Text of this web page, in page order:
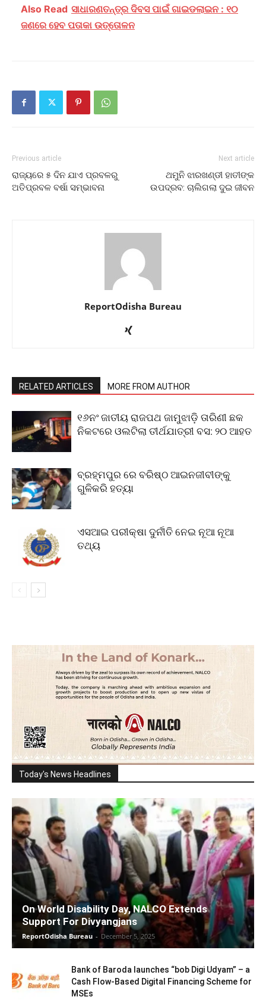
Also Read ସାଧାରଣତନ୍ତ୍ର ଦିବସ ପାଇଁ ଗାଇଡଲାଇନ : ୧୦
ଜଣରେ ହେବ ପତାକା ଉତ୍ତୋଳନ
Previous article
ରାଜ୍ୟରେ ୫ ଦିନ ଯାଏ ପ୍ରବଳରୁ
ଅତିପ୍ରବଳ ବର୍ଷା ସମ୍ଭାବନା
Next article
ଥମୁନି ଝାରଖଣ୍ଡୀ ହାତୀଙ୍କ
ଉପଦ୍ରବ: ଚାଲିଗଲା ଦୁଇ ଜୀବନ
ReportOdisha Bureau
RELATED ARTICLES MORE FROM AUTHOR
୧୬ନଂ ଜାତୀୟ ରାଜପଥ ଜାମୁଝାଡ଼ି ତାରିଣୀ ଛକ
ନିକଟରେ ଓଲଟିଲା ତୀର୍ଥଯାତ୍ରୀ ବସ: ୨୦ ଆହତ
ବ୍ରହ୍ମପୁର ରେ ବରିଷ୍ଠ ଆଇନଜୀବୀଙ୍କୁ
ଗୁଳିକରି ହତ୍ୟା
ଏସଆଇ ପରୀକ୍ଷା ଦୁର୍ନୀତି ନେଇ ନୂଆ ନୂଆ
ତଥ୍ୟ
Today's News Headlines
On World Disability Day, NALCO Extends
Support For Divyangjans
ReportOdisha Bureau - December 5, 2025
Bank of Baroda launches “bob Digi Udyam” – a
Cash Flow-Based Digital Financing Scheme for
MSEs